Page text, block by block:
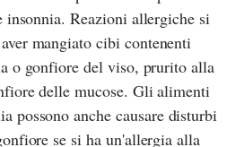
insonnia. Reazioni allergiche si
mangiato cibi contenenti
o gonfiore del viso, prurito alla
delle mucose. Gli alimenti
possono anche causare disturbi
se si ha un'allergia alla